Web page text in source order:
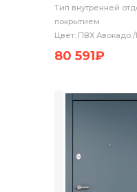
Тип внутренней
покрытием
Цвет: ПВХ Авокадо
80 591₽